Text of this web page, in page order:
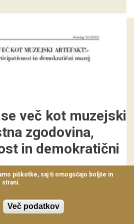
več kot muzejski
zgodovina,
in demokratični
proces dela pri razstavnem projektu
111-128
piškotke, saj ti omogočajo boljše in
strani.
Več podatkov